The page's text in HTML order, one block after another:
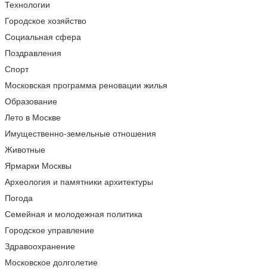
Технологии
Городское хозяйство
Социальная сфера
Поздравления
Спорт
Московская программа реновации жилья
Образование
Лето в Москве
Имущественно-земельные отношения
Животные
Ярмарки Москвы
Археология и памятники архитектуры
Погода
Семейная и молодежная политика
Городское управление
Здравоохранение
Московское долголетие